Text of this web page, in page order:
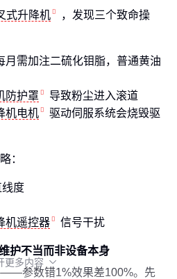
式升降机
，发现三个致命操
月需加注二硫化钼脂，普通黄油
防护罩
导致粉尘进入滚道
机电机
驱动伺服系统会烧毁驱
：
度
机遥控器 信号干扰
护不当而非设备本身
——参数错1%效果差100%。先
更多内容 